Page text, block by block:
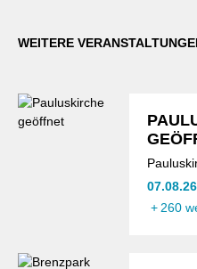
WEITERE
+ 260